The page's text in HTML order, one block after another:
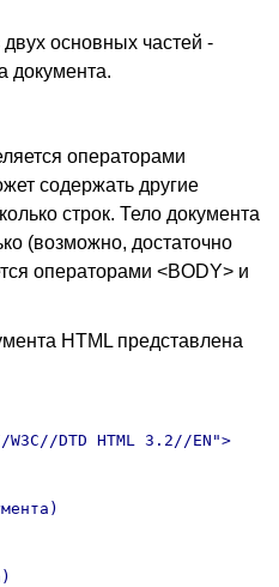
основных частей -
документа.
операторами
содержать другие
строк. Тело документа
(возможно, достаточно
операторами <BODY> и
HTML представлена
W3C//DTD HTML 3.2//EN">